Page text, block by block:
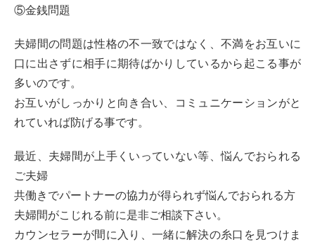
⑤金銭問題
夫婦間の問題は性格の不一致ではなく、不満をお互いに
口に出さずに相手に期待ばかりしているから起こる事が
多いのです。
お互いがしっかりと向き合い、コミュニケーションがと
れていれば防げる事です。
最近、夫婦間が上手くいっていない等、悩んでおられる
ご夫婦
共働きでパートナーの協力が得られず悩んでおられる方
夫婦間がこじれる前に是非ご相談下さい。
カウンセラーが間に入り、一緒に解決の糸口を見つけま